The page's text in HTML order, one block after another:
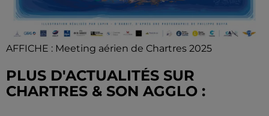
AFFICHE : Meeting aérien de Chartres 2025
PLUS D'ACTUALITÉS SUR
CHARTRES & SON AGGLO :